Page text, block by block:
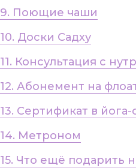
9. Поющие чаши
10. Доски Садху
11. Консультация с
12. Абонемент на
13. Сертификат в
14. Метроном
15. Что ещё подарить